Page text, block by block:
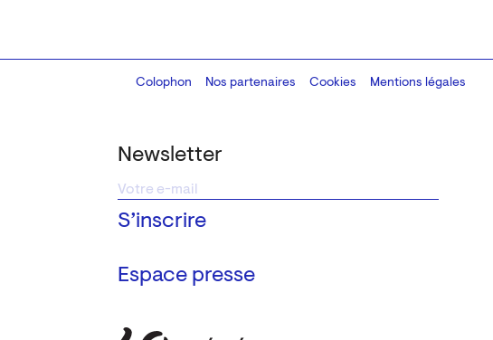
Newsletter
Espace presse
Colophon
Design:Marcel Kaczmarek, code:8080.studio
Nos partenaires Cookies Mentions légales